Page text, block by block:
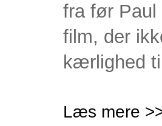
fra før Paul
film, der
kærlighed
Læs mere